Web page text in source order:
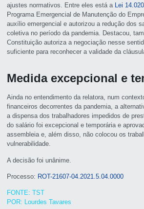
ajustes normativos. Entre eles está a
Lei
Programa Emergencial de Manutenção do
auxílio emergencial e autorizou a redução dos
coletiva no período da pandemia. Destacou,
Constituição autoriza a negociação nesse
suficiente para reconhecer a validade da
Medida excepcional e
Ainda no entendimento da relatora, num
financeiros decorrentes da pandemia, a
a dispensa dos trabalhadores impedidos de
do salário foi excepcional e temporária e
assembleia e, além disso, não colocou os
vulnerabilidade.
A decisão foi unânime.
Processo: ROT-21607-04.2021.5.04.0000
FONTE: TST
POR: Lourdes Tavares